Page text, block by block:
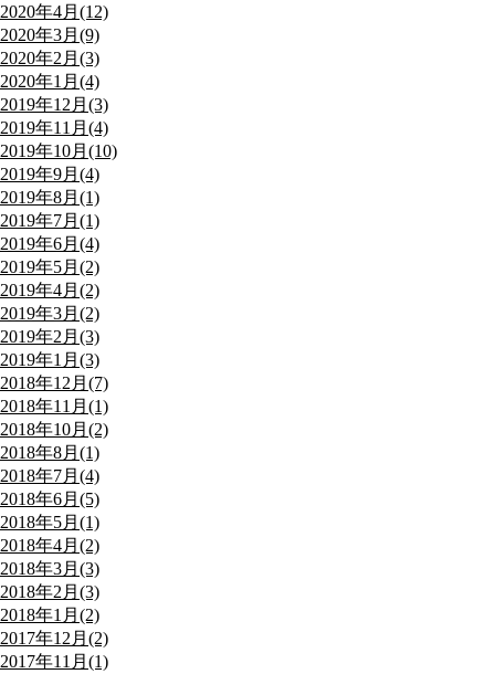
2020年4月(12)
2020年3月(9)
2020年2月(3)
2020年1月(4)
2019年12月(3)
2019年11月(4)
2019年10月(10)
2019年9月(4)
2019年8月(1)
2019年7月(1)
2019年6月(4)
2019年5月(2)
2019年4月(2)
2019年3月(2)
2019年2月(3)
2019年1月(3)
2018年12月(7)
2018年11月(1)
2018年10月(2)
2018年8月(1)
2018年7月(4)
2018年6月(5)
2018年5月(1)
2018年4月(2)
2018年3月(3)
2018年2月(3)
2018年1月(2)
2017年12月(2)
2017年11月(1)